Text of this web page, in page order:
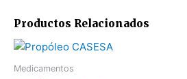
Productos Relacionados
Medicamentos